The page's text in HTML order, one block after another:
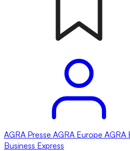
AGRA Presse AGRA Europe AGRA
Business Express